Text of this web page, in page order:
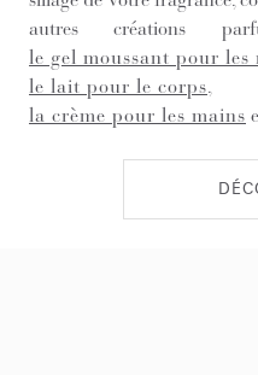
autres créations
le gel moussant pour les
le lait pour le corps
la crème pour les mains